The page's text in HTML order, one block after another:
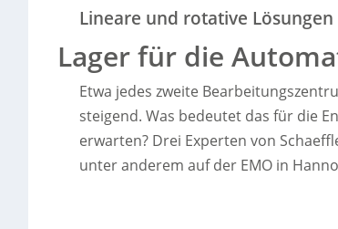
Lineare und rotative Lösungen
Lager für die
Etwa jedes zweite
steigend. Was bedeutet das für die
erwarten? Drei Experten von
unter anderem auf der EMO in